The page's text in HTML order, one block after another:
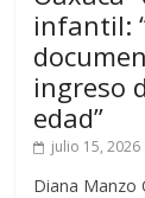
infantil:
ingreso
edad”
julio 15, 2026
Diana Manzo